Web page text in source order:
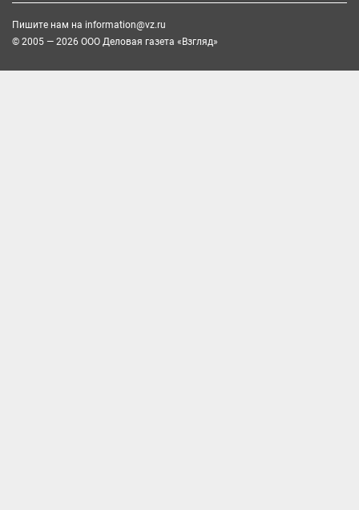
Пишите нам на information@vz.ru
© 2005 — 2026 ООО Деловая газета «Взгляд»